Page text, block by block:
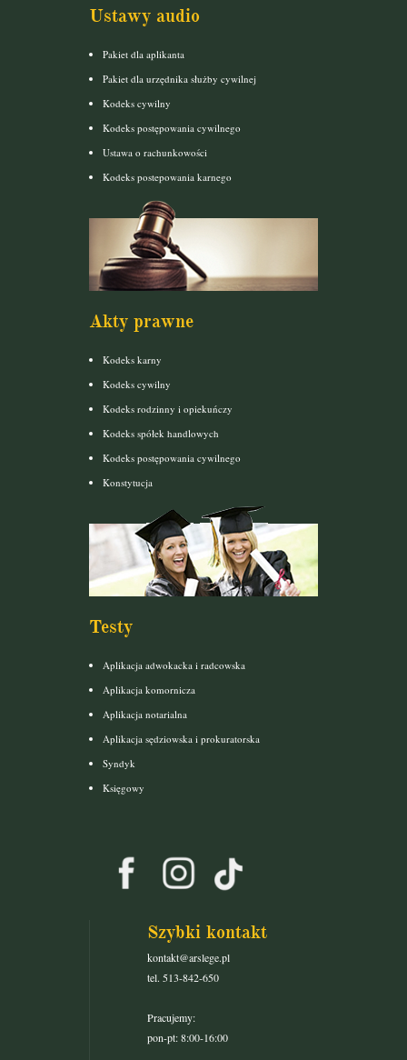
Ustawy audio
Pakiet dla aplikanta
Pakiet dla urzędnika służby cywilnej
Kodeks cywilny
Kodeks postępowania cywilnego
Ustawa o rachunkowości
Kodeks postepowania karnego
Akty prawne
Kodeks karny
Kodeks cywilny
Kodeks rodzinny i opiekuńczy
Kodeks spółek handlowych
Kodeks postępowania cywilnego
Konstytucja
Testy
Aplikacja adwokacka i radcowska
Aplikacja komornicza
Aplikacja notarialna
Aplikacja sędziowska i prokuratorska
Syndyk
Księgowy
Szybki kontakt
kontakt@arslege.pl
tel. 513-842-650
Pracujemy:
pon-pt: 8:00-16:00